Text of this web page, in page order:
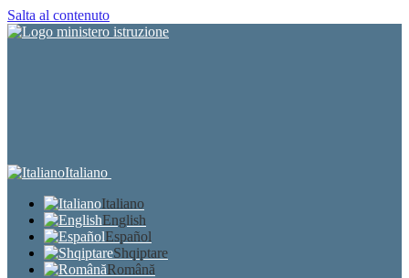
Salta al contenuto
Italiano
Italiano
English
Español
Shqiptare
Română